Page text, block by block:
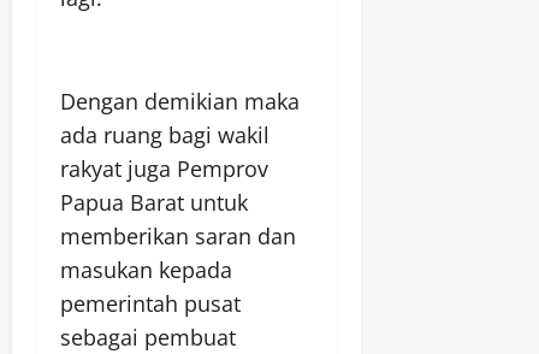
Dengan demikian maka
ada ruang bagi wakil
rakyat juga Pemprov
Papua Barat untuk
memberikan saran dan
masukan kepada
pemerintah pusat
sebagai pembuat